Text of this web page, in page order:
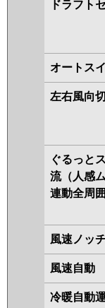
三菱重工
パナソニック
ドラフト
オートス
左右風向
ぐるっと
流（人感
連動全周
風速ノッ
風速自動
冷暖自動